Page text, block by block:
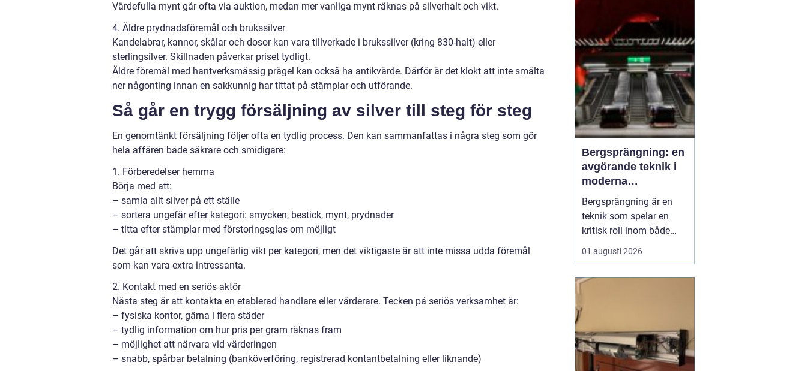
Värdefulla mynt går ofta via auktion, medan mer vanliga mynt räknas på silverhalt och vikt.
4. Äldre prydnadsföremål och brukssilver
Kandelabrar, kannor, skålar och dosor kan vara tillverkade i brukssilver (kring 830-halt) eller
sterlingsilver. Skillnaden påverkar priset tydligt.
Äldre föremål med hantverksmässig prägel kan också ha antikvärde. Därför är det klokt att inte smälta
ner någonting innan en sakkunnig har tittat på stämplar och utförande.
Så går en trygg försäljning av silver till steg för steg
En genomtänkt försäljning följer ofta en tydlig process. Den kan sammanfattas i några steg som gör
hela affären både säkrare och smidigare:
1. Förberedelser hemma
Börja med att:
– samla allt silver på ett ställe
– sortera ungefär efter kategori: smycken, bestick, mynt, prydnader
– titta efter stämplar med förstoringsglas om möjligt
Det går att skriva upp ungefärlig vikt per kategori, men det viktigaste är att inte missa udda föremål
som kan vara extra intressanta.
2. Kontakt med en seriös aktör
Nästa steg är att kontakta en etablerad handlare eller värderare. Tecken på seriös verksamhet är:
– fysiska kontor, gärna i flera städer
– tydlig information om hur pris per gram räknas fram
– möjlighet att närvara vid värderingen
– snabb, spårbar betalning (banköverföring, registrerad kontantbetalning eller liknande)
privatpersoner,
bostadsrättsföreningar
och företag kan snön bli
en säkerhetsrisk och en
...
Bergsprängning: en
avgörande teknik i
moderna
byggprojekt
Bergsprängning är en
teknik som spelar en
kritisk roll inom både
byggnads- och
infrastrukturutveckling.
ned, vilket möjliggör
byggnation där natu...
01 augusti 2026